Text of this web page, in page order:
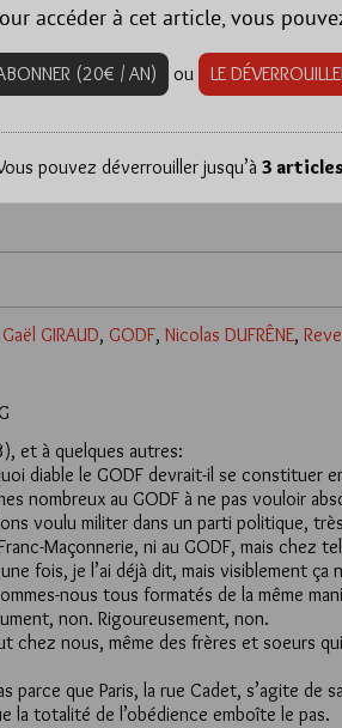
accéder à cet article, vous
(20€ / AN) ou LE
pouvez déverrouiller jusqu’à 3 articles
Gaël GIRAUD, GODF, Nicolas DUFRÊNE,
et à quelques autres:
diable le GODF devrait-il se constituer
nombreux au GODF à ne pas vouloir
voulu militer dans un parti politique,
Maçonnerie, ni au GODF, mais chez
fois, je l’ai déjà dit, mais visiblement
nous tous formatés de la même
non. Rigoureusement, non.
chez nous, même des frères et soeurs
parce que Paris, la rue Cadet, s’agite de
la totalité de l’obédience emboîte le pas.